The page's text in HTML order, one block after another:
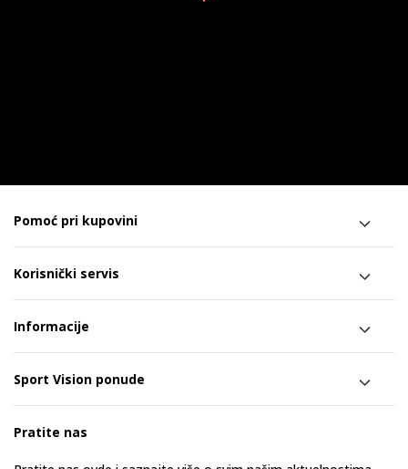
Pomoć pri kupovini
Korisnički servis
Informacije
Sport Vision ponude
Pratite nas